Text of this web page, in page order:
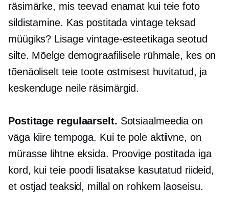
räsimärke, mis teevad enamat kui teie foto
sildistamine. Kas postitada vintage teksad
müügiks? Lisage vintage-esteetikaga seotud
silte. Mõelge demograafilisele rühmale, kes on
tõenäoliselt teie toote ostmisest huvitatud, ja
keskenduge neile räsimärgid.
Postitage regulaarselt. Sotsiaalmeedia on
väga kiire tempoga. Kui te pole aktiivne, on
mürasse lihtne eksida. Proovige postitada iga
kord, kui teie poodi lisatakse kasutatud riideid,
et ostjad teaksid, millal on rohkem laoseisu.